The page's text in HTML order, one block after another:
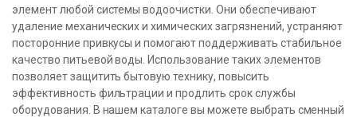
элемент любой системы водоочистки. Они обеспечивают
удаление механических и химических загрязнений, устраняют
посторонние привкусы и помогают поддерживать стабильное
качество питьевой воды. Использование таких элементов
позволяет защитить бытовую технику, повысить
эффективность фильтрации и продлить срок службы
оборудования. В нашем каталоге вы можете выбрать сменный